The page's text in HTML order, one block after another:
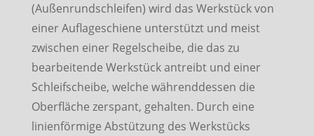
(Außenrundschleifen) wird das Werkstück von
einer Auflageschiene unterstützt und meist
zwischen einer Regelscheibe, die das zu
bearbeitende Werkstück antreibt und einer
Schleifscheibe, welche währenddessen die
Oberfläche zerspant, gehalten. Durch eine
linienförmige Abstützung des Werkstücks